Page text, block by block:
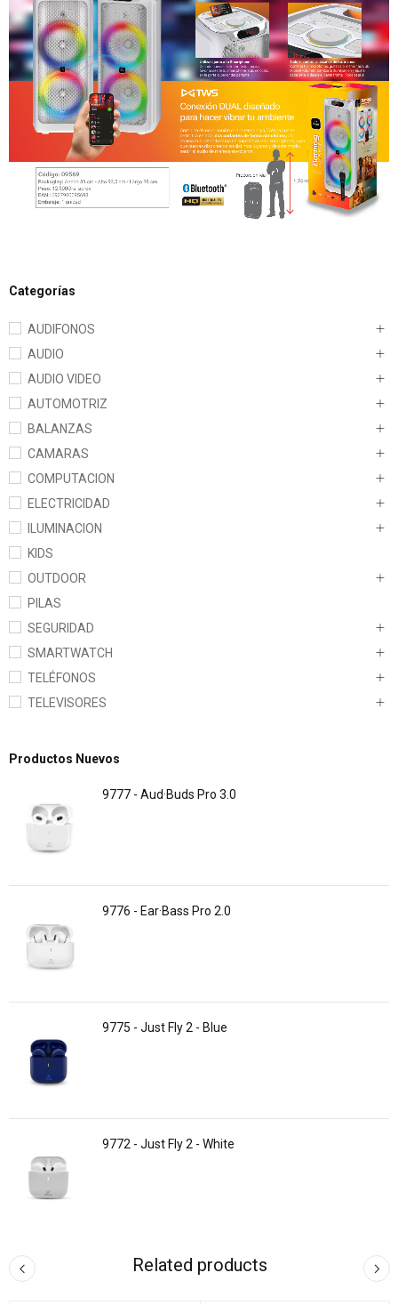
Categorías
AUDIFONOS
AUDIO
AUDIO VIDEO
AUTOMOTRIZ
BALANZAS
CAMARAS
COMPUTACION
ELECTRICIDAD
ILUMINACION
KIDS
OUTDOOR
PILAS
SEGURIDAD
SMARTWATCH
TELÉFONOS
TELEVISORES
Productos Nuevos
9777 - Aud·Buds Pro 3.0
9776 - Ear·Bass Pro 2.0
9775 - Just Fly 2 - Blue
9772 - Just Fly 2 - White
Related products